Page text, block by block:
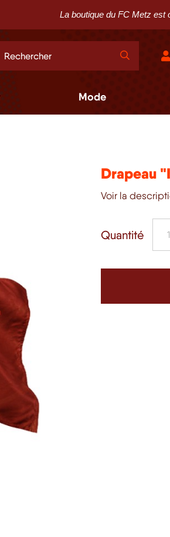
La boutique du FC Metz est
Mode
Drapeau
Voir la
Quantité